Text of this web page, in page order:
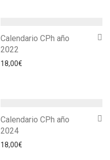
Calendario CPh año
2022
18,00€
Calendario CPh año
2024
18,00€